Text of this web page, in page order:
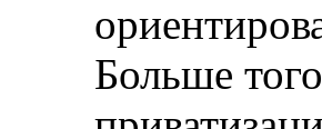
Больше